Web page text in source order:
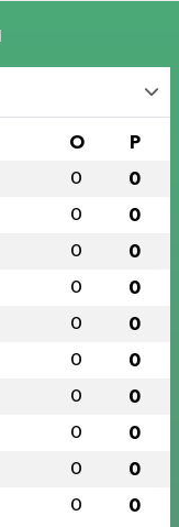
O P
0 0
0 0
0 0
0 0
0 0
0 0
0 0
0 0
0 0
0 0